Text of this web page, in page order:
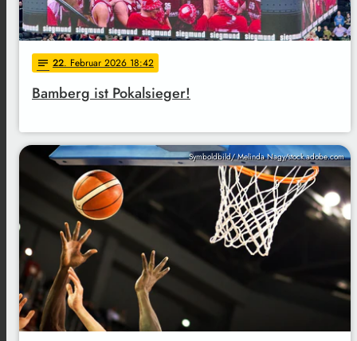
notes 22. Februar 2026 18:42
Bamberg ist Pokalsieger!
Symboldbild/ Melinda Nagy/stock.adobe.com